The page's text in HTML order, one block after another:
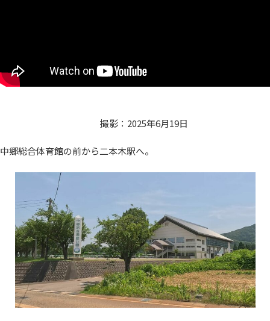
撮影：2025年6月19日
中郷総合体育館の前から二本木駅へ。